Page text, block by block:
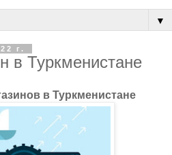
▼
г.
в Туркменистане
в Туркменистане